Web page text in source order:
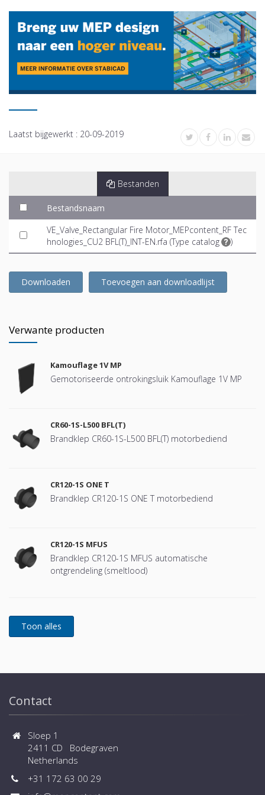
Laatst bijgewerkt : 20-09-2019
Bestanden
Bestandsnaam
VE_Valve_Rectangular Fire Motor_MEPcontent_RF Tec
hnologies_CU2 BFL(T)_INT-EN.rfa (Type catalog )
Downloaden Toevoegen aan downloadlijst
Verwante producten
Kamouflage 1V MP
Gemotoriseerde ontrokingsluik Kamouflage 1V MP
CR60-1S-L500 BFL(T)
Brandklep CR60-1S-L500 BFL(T) motorbediend
CR120-1S ONE T
Brandklep CR120-1S ONE T motorbediend
CR120-1S MFUS
Brandklep CR120-1S MFUS automatische
ontgrendeling (smeltlood)
Contact
Sloep 1
2411 CD Bodegraven
Netherlands
+31 172 63 00 29